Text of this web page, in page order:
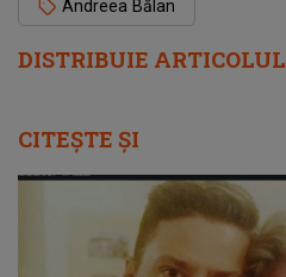
DISTRIBUIE ARTICOLUL
Andreea Bălan
CITEȘTE ȘI